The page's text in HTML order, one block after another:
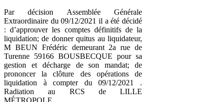
Par décision Assemblée Générale
Extraordinaire du 09/12/2021 il a été décidé
: d’approuver les comptes définitifs de la
liquidation; de donner quitus au liquidateur,
M BEUN Frédéric demeurant 2a rue de
Turenne 59166 BOUSBECQUE pour sa
gestion et décharge de son mandat; de
prononcer la clôture des opérations de
liquidation à compter du 09/12/2021 .
Radiation au RCS de LILLE
MÉTROPOLE.